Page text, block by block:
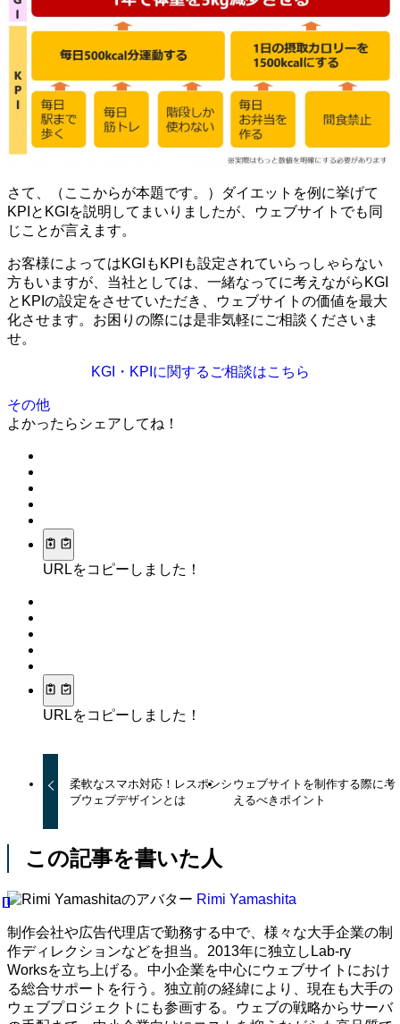
さて、（ここからが本題です。）ダイエットを例に挙げて
KPIとKGIを説明してまいりましたが、ウェブサイトでも同
じことが言えます。
お客様によってはKGIもKPIも設定されていらっしゃらない
方もいますが、当社としては、一緒なってに考えながらKGI
とKPIの設定をさせていただき、ウェブサイトの価値を最大
化させます。お困りの際には是非気軽にご相談くださいま
せ。
KGI・KPIに関するご相談はこちら
その他
よかったらシェアしてね！
URLをコピーしました！
URLをコピーしました！
柔軟なスマホ対応！レスポンシ
ブウェブデザインとは
ウェブサイトを制作する際に考
えるべきポイント
この記事を書いた人
Rimi Yamashita
制作会社や広告代理店で勤務する中で、様々な大手企業の制
作ディレクションなどを担当。2013年に独立しLab-ry
Worksを立ち上げる。中小企業を中心にウェブサイトにおけ
る総合サポートを行う。独立前の経緯により、現在も大手の
ウェブプロジェクトにも参画する。ウェブの戦略からサーバ